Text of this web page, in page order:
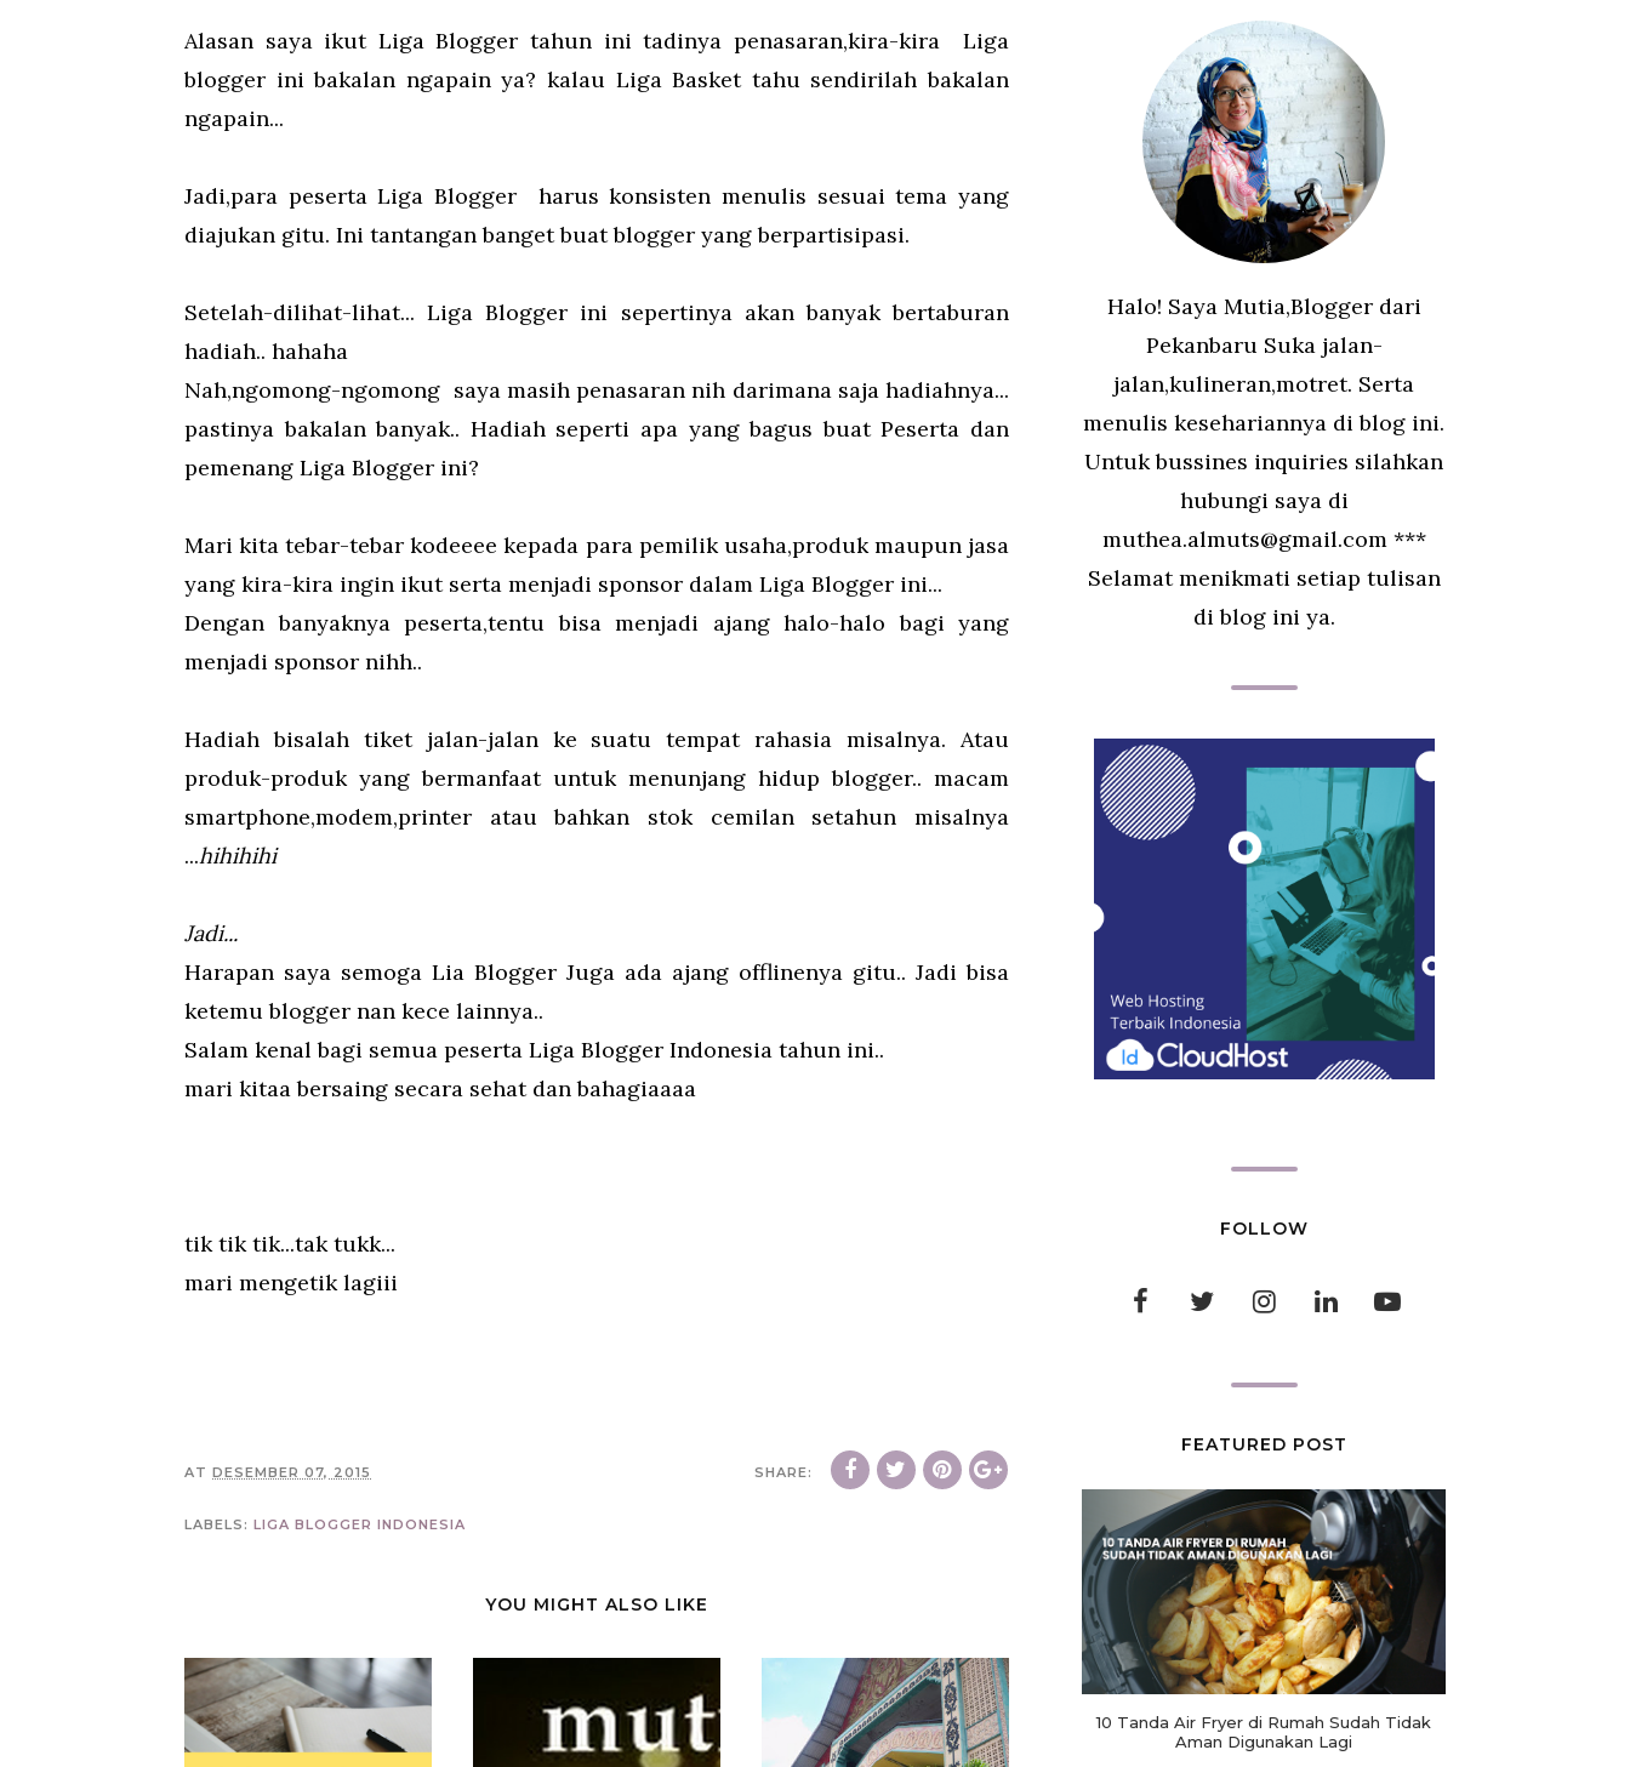
Alasan saya ikut Liga Blogger tahun ini tadinya penasaran,kira-kira Liga
blogger ini bakalan ngapain ya? kalau Liga Basket tahu sendirilah bakalan
ngapain...
Jadi,para peserta Liga Blogger harus konsisten menulis sesuai tema yang
diajukan gitu. Ini tantangan banget buat blogger yang berpartisipasi.
Setelah-dilihat-lihat... Liga Blogger ini sepertinya akan banyak bertaburan
hadiah.. hahaha
Nah,ngomong-ngomong saya masih penasaran nih darimana saja hadiahnya...
pastinya bakalan banyak.. Hadiah seperti apa yang bagus buat Peserta dan
pemenang Liga Blogger ini?
Mari kita tebar-tebar kodeeee kepada para pemilik usaha,produk maupun jasa
yang kira-kira ingin ikut serta menjadi sponsor dalam Liga Blogger ini...
Dengan banyaknya peserta,tentu bisa menjadi ajang halo-halo bagi yang
menjadi sponsor nihh..
Hadiah bisalah tiket jalan-jalan ke suatu tempat rahasia misalnya. Atau
produk-produk yang bermanfaat untuk menunjang hidup blogger.. macam
smartphone,modem,printer atau bahkan stok cemilan setahun misalnya
...hihihihi
Jadi...
Harapan saya semoga Lia Blogger Juga ada ajang offlinenya gitu.. Jadi bisa
ketemu blogger nan kece lainnya..
Salam kenal bagi semua peserta Liga Blogger Indonesia tahun ini..
mari kitaa bersaing secara sehat dan bahagiaaaa
tik tik tik...tak tukk...
mari mengetik lagiii
AT DESEMBER 07, 2015 SHARE:
LABELS: LIGA BLOGGER INDONESIA
YOU MIGHT ALSO LIKE
Halo! Saya Mutia,Blogger dari
Pekanbaru Suka jalan-
jalan,kulineran,motret. Serta
menulis kesehariannya di blog ini.
Untuk bussines inquiries silahkan
hubungi saya di
muthea.almuts@gmail.com ***
Selamat menikmati setiap tulisan
di blog ini ya.
FOLLOW
FEATURED POST
10 Tanda Air Fryer di Rumah Sudah Tidak
Aman Digunakan Lagi